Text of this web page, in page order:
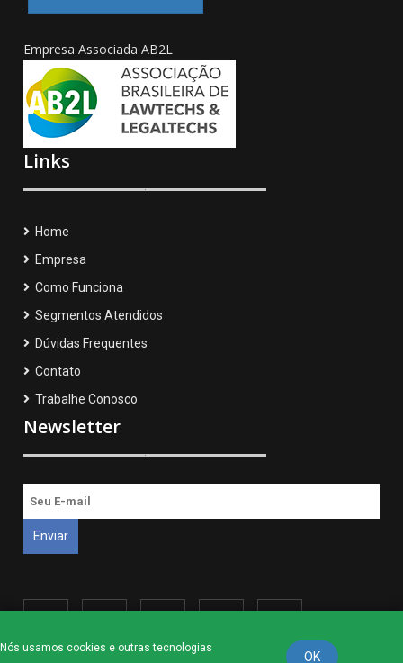
Empresa Associada AB2L
Links
Home
Empresa
Como Funciona
Segmentos Atendidos
Dúvidas Frequentes
Contato
Trabalhe Conosco
Newsletter
Nós usamos cookies e outras tecnologias
OK